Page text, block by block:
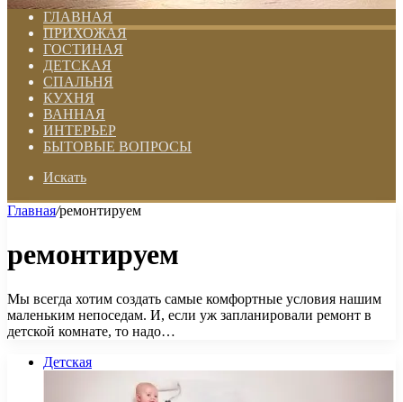
ГЛАВНАЯ
ПРИХОЖАЯ
ГОСТИНАЯ
ДЕТСКАЯ
СПАЛЬНЯ
КУХНЯ
ВАННАЯ
ИНТЕРЬЕР
БЫТОВЫЕ ВОПРОСЫ
Искать
Главная/ремонтируем
ремонтируем
Мы всегда хотим создать самые комфортные условия нашим
маленьким непоседам. И, если уж запланировали ремонт в
детской комнате, то надо…
Детская